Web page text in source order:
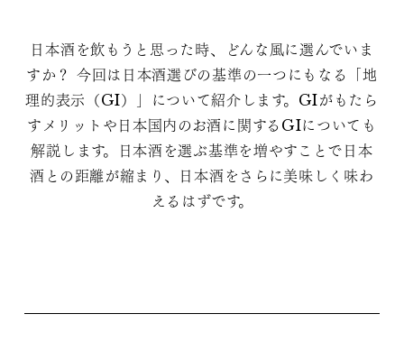
日本酒を飲もうと思った時、どんな風に選んでいま
すか？ 今回は日本酒選びの基準の一つにもなる「地
理的表示（GI）」について紹介します。GIがもたら
すメリットや日本国内のお酒に関するGIについても
解説します。日本酒を選ぶ基準を増やすことで日本
酒との距離が縮まり、日本酒をさらに美味しく味わ
えるはずです。